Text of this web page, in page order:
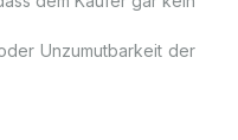
Unzumutbarkeit der